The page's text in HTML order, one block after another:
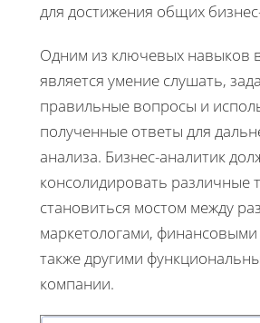
для достижения общих
Одним из ключевых навыков
является умение слушать,
правильные вопросы и
полученные ответы для
анализа. Бизнес-аналитик
консолидировать различные
становиться мостом между
маркетологами, финансовыми
также другими
компании.